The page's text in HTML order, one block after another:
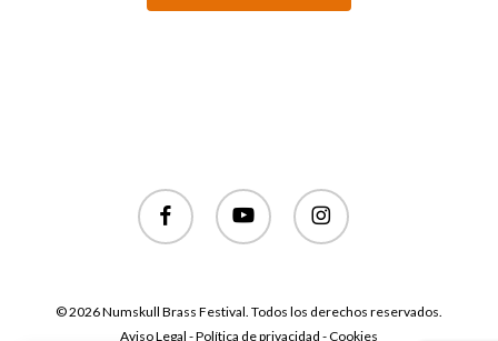
facebook youtube instagram
© 2026 Numskull Brass Festival. Todos los derechos reservados.
Aviso Legal - Política de privacidad - Cookies